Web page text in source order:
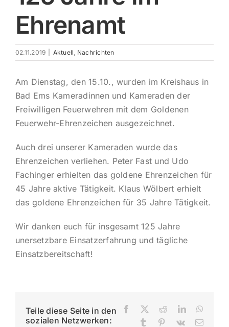
Ehrenamt
02.11.2019 Aktuell Nachrichten
Am Dienstag, den 15.10., wurden im Kreishaus in
Bad Ems Kameradinnen und Kameraden der
Freiwilligen Feuerwehren mit dem Goldenen
Feuerwehr-Ehrenzeichen ausgezeichnet.
Auch drei unserer Kameraden wurde das
Ehrenzeichen verliehen. Peter Fast und Udo
Fachinger erhielten das goldene Ehrenzeichen für
45 Jahre aktive Tätigkeit. Klaus Wölbert erhielt
das goldene Ehrenzeichen für 35 Jahre Tätigkeit.
Wir danken euch für insgesamt 125 Jahre
unersetzbare Einsatzerfahrung und tägliche
Einsatzbereitschaft!
Teile diese Seite in den
sozialen Netzwerken:
Facebook RedditLinkedIn
Tumblr Pinterest
Vk
E-